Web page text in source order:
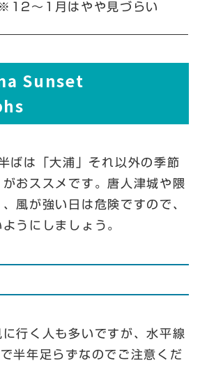
※12～1月はやや見づらい
Sunset
ばは「大浦」それ以外の季節
おススメです。唐人津城や隈
風が強い日は危険ですので、
うにしましょう。
行く人も多いですが、水平線
半年足らずなのでご注意くだ